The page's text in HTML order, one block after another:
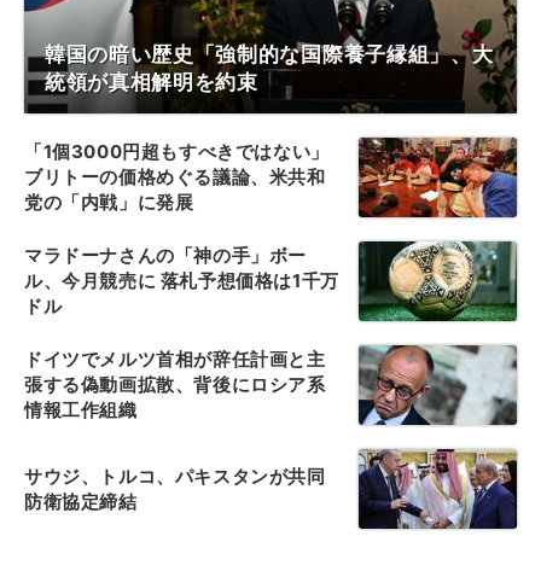
韓国の暗い歴史「強制的な国際養子縁組」、大
統領が真相解明を約束
「1個3000円超もすべきではない」
ブリトーの価格めぐる議論、米共和
党の「内戦」に発展
マラドーナさんの「神の手」ボー
ル、今月競売に 落札予想価格は1千万
ドル
ドイツでメルツ首相が辞任計画と主
張する偽動画拡散、背後にロシア系
情報工作組織
サウジ、トルコ、パキスタンが共同
防衛協定締結